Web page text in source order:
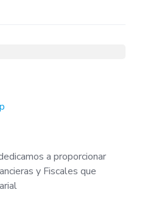
a proporcionar
y Fiscales que